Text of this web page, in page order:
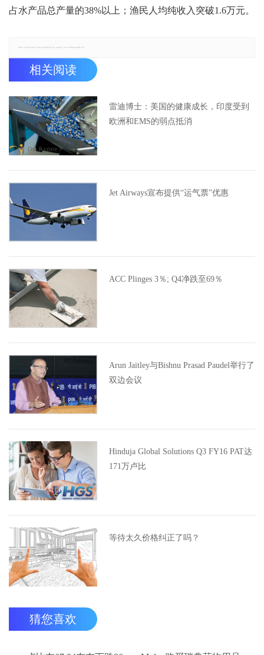
占水产品总产量的38%以上；渔民人均纯收入突破1.6万元。
相关阅读
雷迪博士：美国的健康成长，印度受到
欧洲和EMS的弱点抵消
Jet Airways宣布提供“运气票”优惠
ACC Plinges 3％; Q4净跌至69％
Arun Jaitley与Bishnu Prasad Paudel举行了
双边会议
Hinduja Global Solutions Q3 FY16 PAT达
171万卢比
等待太久价格纠正了吗？
猜您喜欢